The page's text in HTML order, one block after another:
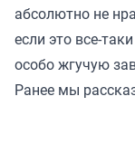
абсолютно не
если это все-
особо жгучую
Ранее мы